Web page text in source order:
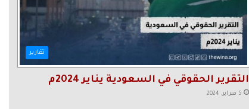
تقارير
التقرير الحقوقي في السعودية يناير 2024م
5 فبراير، 2024